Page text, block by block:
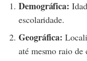
Demográfica:
escolaridade.
Geográfica:
até mesmo raio de